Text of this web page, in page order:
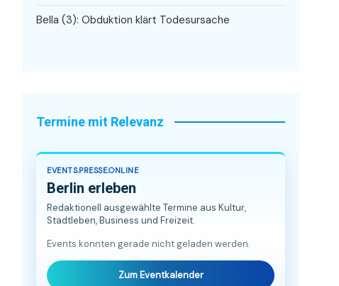
Bella (3): Obduktion klärt Todesursache
Termine mit Relevanz
EVENTS.PRESSE.ONLINE
Berlin erleben
Redaktionell ausgewählte Termine aus Kultur,
Stadtleben, Business und Freizeit.
Events konnten gerade nicht geladen werden.
Zum Eventkalender